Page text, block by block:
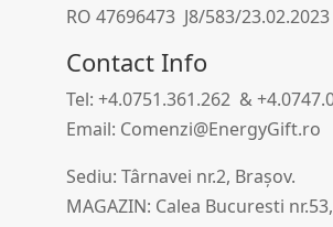
RO 47696473 J8/583/23.02.2023
Contact Info
Tel: +4.0751.361.262 &
Email: Comenzi@EnergyGift.ro
Sediu: Târnavei nr.2, Brașov.
MAGAZIN: Calea Bucuresti